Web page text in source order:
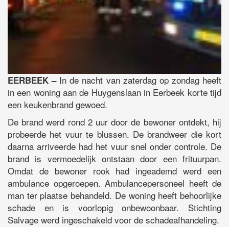
EERBEEK –In de nacht van zaterdag op zondag heeft
in een woning aan de Huygenslaan in Eerbeek korte tijd
een keukenbrand gewoed.
De brand werd rond 2 uur door de bewoner ontdekt, hij
probeerde het vuur te blussen. De brandweer die kort
daarna arriveerde had het vuur snel onder controle. De
brand is vermoedelijk ontstaan door een frituurpan.
Omdat de bewoner rook had ingeademd werd een
ambulance opgeroepen. Ambulancepersoneel heeft de
man ter plaatse behandeld. De woning heeft behoorlijke
schade en is voorlopig onbewoonbaar. Stichting
Salvage werd ingeschakeld voor de schadeafhandeling.